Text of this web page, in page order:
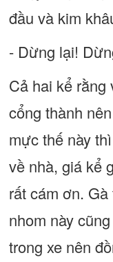
đầu và kim
- Dừng lại!
Cả hai kể rằng
cổng thành
mực thế này
về nhà, giá kể
rất cám ơn.
nhom này
trong xe nên